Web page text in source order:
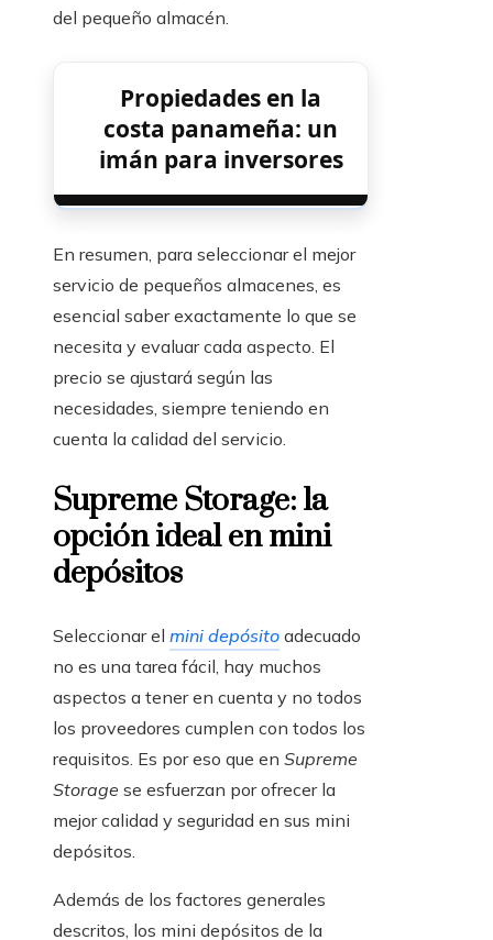
del pequeño almacén.
Propiedades en la
costa panameña: un
imán para inversores
En resumen, para seleccionar el mejor
servicio de pequeños almacenes, es
esencial saber exactamente lo que se
necesita y evaluar cada aspecto. El
precio se ajustará según las
necesidades, siempre teniendo en
cuenta la calidad del servicio.
Supreme Storage: la
opción ideal en mini
depósitos
Seleccionar el mini depósito adecuado
no es una tarea fácil, hay muchos
aspectos a tener en cuenta y no todos
los proveedores cumplen con todos los
requisitos. Es por eso que en Supreme
Storage se esfuerzan por ofrecer la
mejor calidad y seguridad en sus mini
depósitos.
Además de los factores generales
descritos, los mini depósitos de la